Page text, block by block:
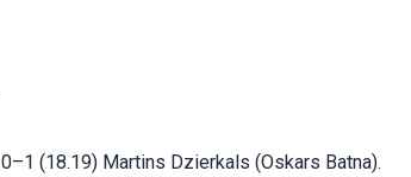
0–1 (18.19) Martins Dzierkals (Oskars Batna).